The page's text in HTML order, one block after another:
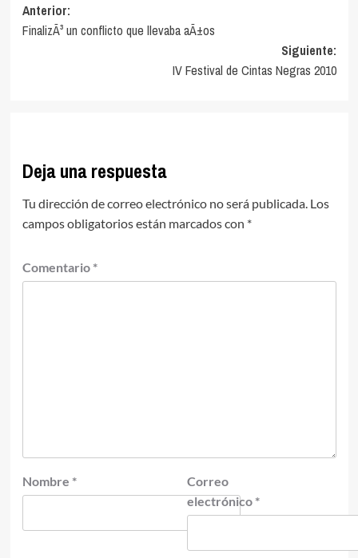
Navegación
de
Anterior:
FinalizÃ³ un conflicto que llevaba aÃ±os
Siguiente:
IV Festival de Cintas Negras 2010
Deja una respuesta
Tu dirección de correo electrónico no será publicada. Los
campos obligatorios están marcados con *
Comentario *
Nombre *
Correo
electrónico *